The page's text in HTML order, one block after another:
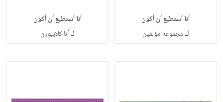
أنا أستطيع أن أكون
لـ مجموعة مؤلفين
أنا أستطيع أن أكون
لـأنا كلايبورن